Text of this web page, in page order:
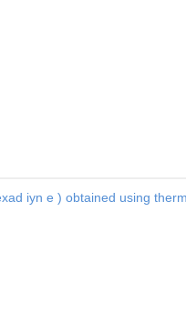
iyn e ) obtained using